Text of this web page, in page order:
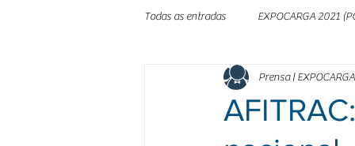
Todas as entradas EXPOCARGA 2021
Prensa |